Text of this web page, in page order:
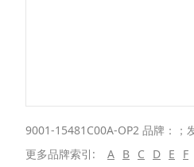
9001-15481C00A-OP2 品牌：；
更多品牌索引:
A B C D E F